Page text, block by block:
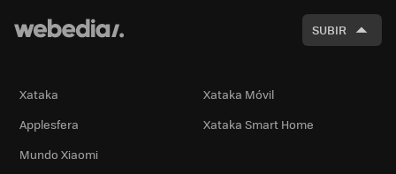
SUBIR
Xataka
Xataka Móvil
Applesfera
Xataka Smart Home
Mundo Xiaomi